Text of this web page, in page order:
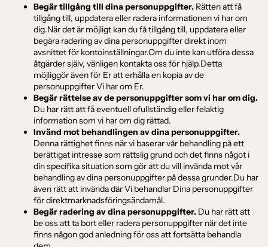
Begär tillgång till dina personuppgifter. Rätten att få
tillgång till, uppdatera eller radera informationen vi har om
dig.När det är möjligt kan du få tillgång till, uppdatera eller
begära radering av dina personuppgifter direkt inom
avsnittet för kontoinställningar.Om du inte kan utföra dessa
åtgärder själv, vänligen kontakta oss för hjälp.Detta
möjliggör även för Er att erhålla en kopia av de
personuppgifter Vi har om Er.
Begär rättelse av de personuppgifter som vi har om dig.
Du har rätt att få eventuell ofullständig eller felaktig
information som vi har om dig rättad.
Invänd mot behandlingen av dina personuppgifter.
Denna rättighet finns när vi baserar vår behandling på ett
berättigat intresse som rättslig grund och det finns något i
din specifika situation som gör att du vill invända mot vår
behandling av dina personuppgifter på dessa grunder.Du har
även rätt att invända där Vi behandlar Dina personuppgifter
för direktmarknadsföringsändamål.
Begär radering av dina personuppgifter. Du har rätt att
be oss att ta bort eller radera personuppgifter när det inte
finns någon god anledning för oss att fortsätta behandla